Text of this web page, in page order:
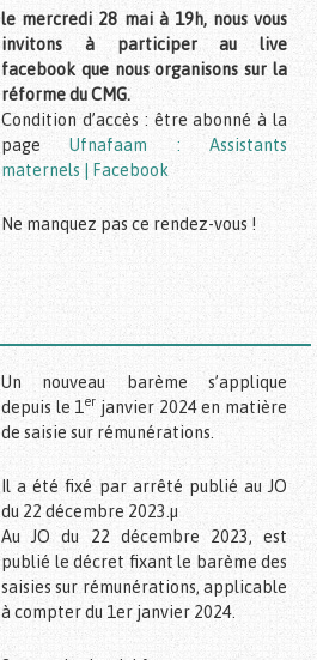
le mercredi 28 mai à 19h, nous vous
invitons à participer au live
facebook que nous organisons sur la
réforme du CMG.
Condition d’accès : être abonné à la
pageUfnafaam : Assistants
maternels | Facebook
Ne manquez pas ce rendez-vous !
Un nouveau barème s’applique
depuis le 1 er janvier 2024 en matière
de saisie sur rémunérations.
Il a été fixé par arrêté publié au JO
du 22 décembre 2023.µ
Au JO du 22 décembre 2023, est
publié le décret fixant le barème des
saisies sur rémunérations, applicable
à compter du 1er janvier 2024.